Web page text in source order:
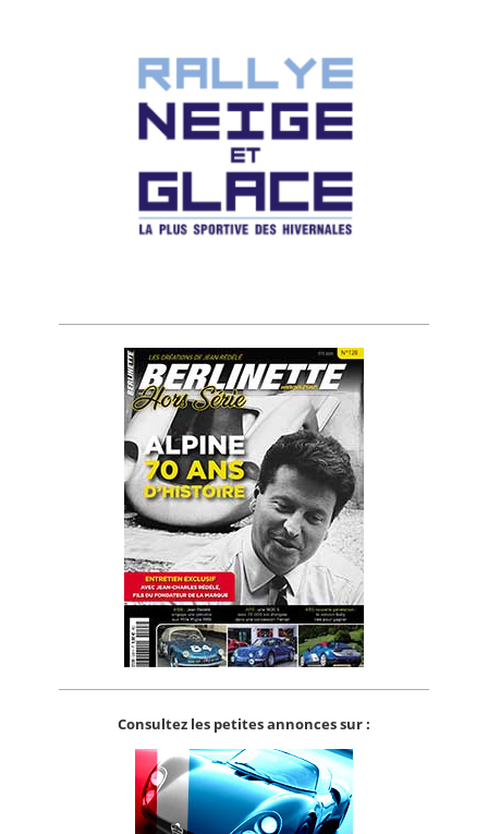
Consultez les petites annonces sur :